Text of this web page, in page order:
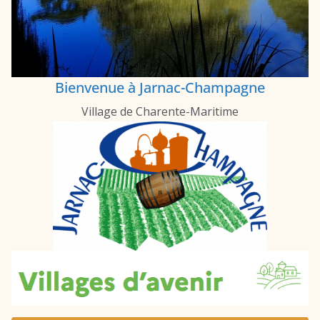
Bienvenue à Jarnac-Champagne
Village de Charente-Maritime